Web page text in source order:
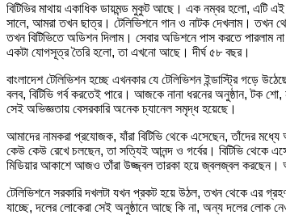
বিটিভির মাথায় একাধিক ডায়মন্ড মুকুট আছে। এক নম্বর হলো, এটি এই
সালে, আমরা তখন ছাত্র। টেলিভিশনে গান ও নাটক দেখলাম। তখন
তখন বিটিভিতে অডিশন দিলাম। সেবার অডিশনে পাস করতে পারলাম
একটা যোগসূত্র তৈরি হলো, তা এখনো আছে। দীর্ঘ ৫৮ বছর।
বাংলাদেশ টেলিভিশন হচ্ছে এখনকার যে টেলিভিশন ইন্ডাস্ট্রি গড়ে
বলব, বিটিভি গর্ব করতেই পারে। আজকে নানা ধরনের অনুষ্ঠান, টক
সেই অভিজ্ঞতায় বেসরকারি অনেক চ্যানেল সমৃদ্ধ হয়েছে।
আমাদের নামকরা প্রযোজক, যাঁরা বিটিভি থেকে এসেছেন, তাঁদের
কেউ কেউ রেখে চলছেন, তা সত্যিই আনন্দ ও গর্বের। বিটিভি থেকে
মিডিয়ার আকাশে আজও তাঁরা উজ্জ্বল তারকা হয়ে জ্বলজ্বল করছেন।
টেলিভিশনে সরকারি দখলটা যখন প্রকট হয়ে উঠল, তখন থেকে এর
যাচ্ছে, দলের লোকেরা সেই অনুষ্ঠানে আছে কি না, অন্য দলের লোক